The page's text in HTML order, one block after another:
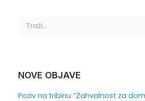
:NOVE OBJAVE
Poziv na tribinu “Zahvalnost za